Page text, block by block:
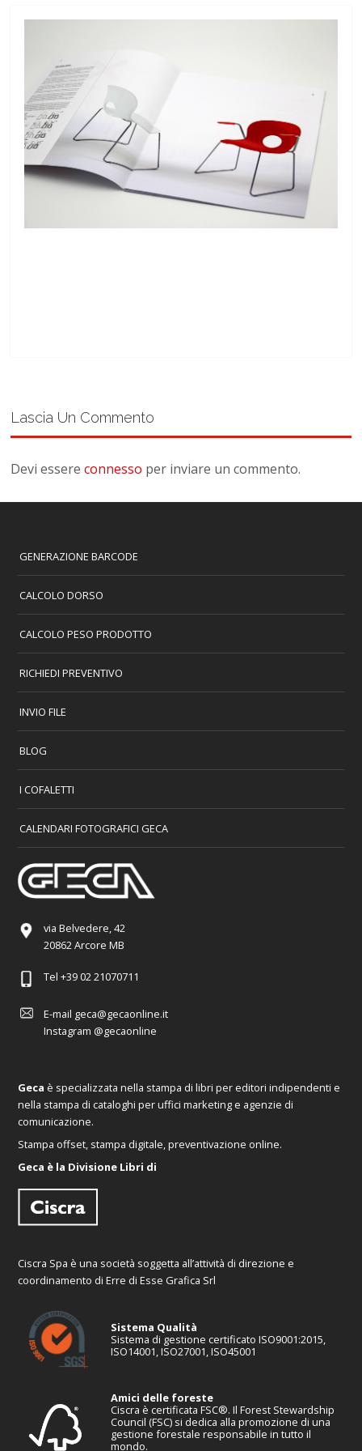
Lascia Un Commento
Devi essereconnesso per inviare un commento.
GENERAZIONE BARCODE
CALCOLO DORSO
CALCOLO PESO PRODOTTO
RICHIEDI PREVENTIVO
INVIO FILE
BLOG
I COFALETTI
CALENDARI FOTOGRAFICI GECA
via Belvedere, 42
20862 Arcore MB
Tel +39 02 21070711
E-mail geca@gecaonline.it
Instagram @gecaonline
Geca è specializzata nella stampa di libri per editori indipendenti e
nella stampa di cataloghi per uffici marketing e agenzie di
comunicazione.
Stampa offset, stampa digitale, preventivazione online.
Geca è la Divisione Libri di
Ciscra Spa è una società soggetta all’attività di direzione e
coordinamento di Erre di Esse Grafica Srl
Sistema Qualità
Sistema di gestione certificato ISO9001:2015,
ISO14001, ISO27001, ISO45001
Amici delle foreste
Ciscra è certificata FSC®. Il Forest Stewardship
Council (FSC) si dedica alla promozione di una
gestione forestale responsabile in tutto il
mondo.